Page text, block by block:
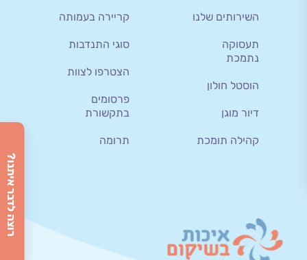
רוצה לדבר איתנו?
השירותים שלנו
תעסוקה
נתמכת
הוסטל חולון
דיור מוגן
קהילה תומכת
קריירה בעמותה
סוגי התנדבות
הצטרפו לצוות
פרסומים
בתקשורת
תרומה